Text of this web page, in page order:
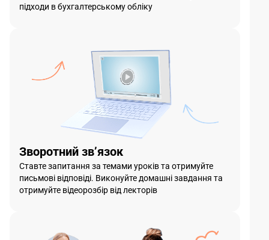
підходи в бухгалтерському обліку
Зворотний зв’язок
Ставте запитання за темами уроків та отримуйте
письмові відповіді. Виконуйте домашні завдання та
отримуйте відеорозбір від лекторів